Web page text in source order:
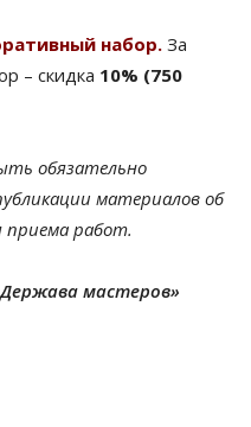
набор. За
– скидка 10% (750
обязательно
материалов об
приема работ.
мастеров»